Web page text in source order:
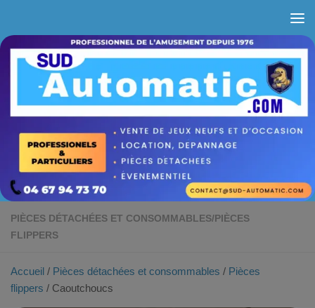
PIÈCES DÉTACHÉES ET CONSOMMABLES/PIÈCES
FLIPPERS
Accueil / Pièces détachées et consommables / Pièces
flippers / Caoutchoucs